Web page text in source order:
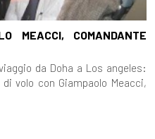
MEACCI, COMANDANTE
da Doha a Los angeles:
volo con Giampaolo Meacci,